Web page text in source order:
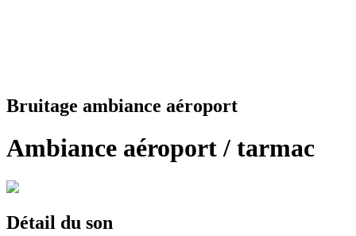
Bruitage ambiance aéroport
Ambiance aéroport / tarmac
Détail du son